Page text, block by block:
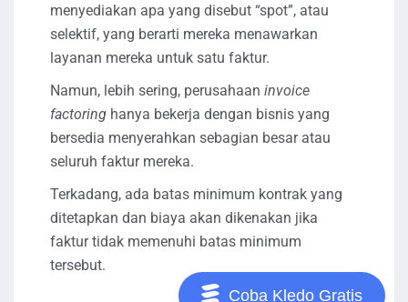
menyediakan apa yang disebut “spot”, atau
selektif, yang berarti mereka menawarkan
layanan mereka untuk satu faktur.
Namun, lebih sering, perusahaan invoice
factoring hanya bekerja dengan bisnis yang
bersedia menyerahkan sebagian besar atau
seluruh faktur mereka.
Terkadang, ada batas minimum kontrak yang
ditetapkan dan biaya akan dikenakan jika
faktur tidak memenuhi batas minimum
tersebut.
Coba Kledo Gratis